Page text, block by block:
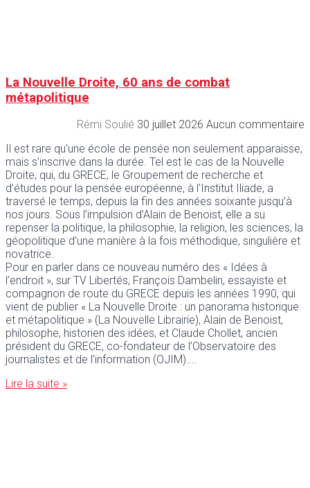
La Nouvelle Droite, 60 ans de combat
métapolitique
Rémi Soulié 30 juillet 2026 Aucun commentaire
Il est rare qu’une école de pensée non seulement apparaisse,
mais s’inscrive dans la durée. Tel est le cas de la Nouvelle
Droite, qui, du GRECE, le Groupement de recherche et
d’études pour la pensée européenne, à l’Institut Iliade, a
traversé le temps, depuis la fin des années soixante jusqu’à
nos jours. Sous l’impulsion d’Alain de Benoist, elle a su
repenser la politique, la philosophie, la religion, les sciences, la
géopolitique d’une manière à la fois méthodique, singulière et
novatrice.
Pour en parler dans ce nouveau numéro des « Idées à
l’endroit », sur TV Libertés, François Dambelin, essayiste et
compagnon de route du GRECE depuis les années 1990, qui
vient de publier « La Nouvelle Droite : un panorama historique
et métapolitique » (La Nouvelle Librairie), Alain de Benoist,
philosophe, historien des idées, et Claude Chollet, ancien
président du GRECE, co-fondateur de l’Observatoire des
journalistes et de l’information (OJIM).
Lire la suite »